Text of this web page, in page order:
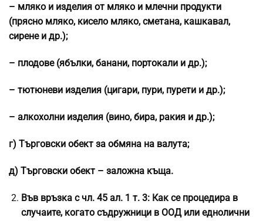
– мляко и изделия от мляко и млечни продукти
(прясно мляко, кисело мляко, сметана, кашкавал,
сирене и др.);
– плодове (ябълки, банани, портокали и др.);
– тютюневи изделия (цигари, пури, пурети и др.);
– алкохолни изделия (вино, бира, ракия и др.);
г) Търговски обект за обмяна на валута;
д) Търговски обект – заложна къща.
Във връзка с чл. 45 ал. 1 т. 3: Как се процедира в
случаите, когато съдружници в ООД или еднолични